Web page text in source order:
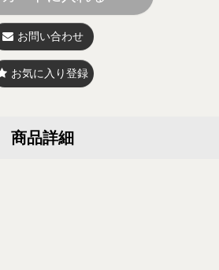
お問い合わせ
お気に入り登録
商品詳細